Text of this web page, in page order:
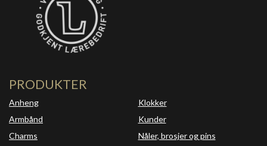
PRODUKTER
Anheng
Armbånd
Charms
Klokker
Kunder
Nåler, brosjer og pins